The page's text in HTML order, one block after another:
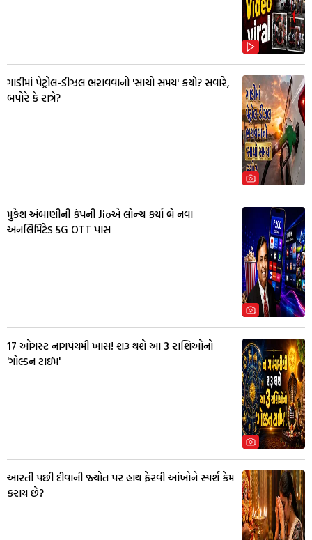
ગાડીમાં પેટ્રોલ-ડીઝલ ભરાવવાનો 'સાચો સમય' કયો? સવારે,
બપોરે કે રાત્રે?
મુકેશ અંબાણીની કંપની Jioએ લોન્ચ કર્યા બે નવા
અનલિમિટેડ 5G OTT પાસ
17 ઓગસ્ટ નાગપંચમી ખાસ! શરૂ થશે આ 3 રાશિઓનો
'ગોલ્ડન ટાઇમ'
આરતી પછી દીવાની જ્યોત પર હાથ ફેરવી આંખોને સ્પર્શ કેમ
કરાય છે?